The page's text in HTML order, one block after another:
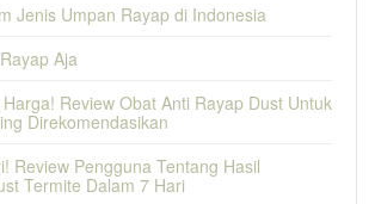
Jenis Umpan Rayap di Indonesia
Aja
Review Obat Anti Rayap Dust Untuk
Direkomendasikan
Review Pengguna Tentang Hasil
Termite Dalam 7 Hari